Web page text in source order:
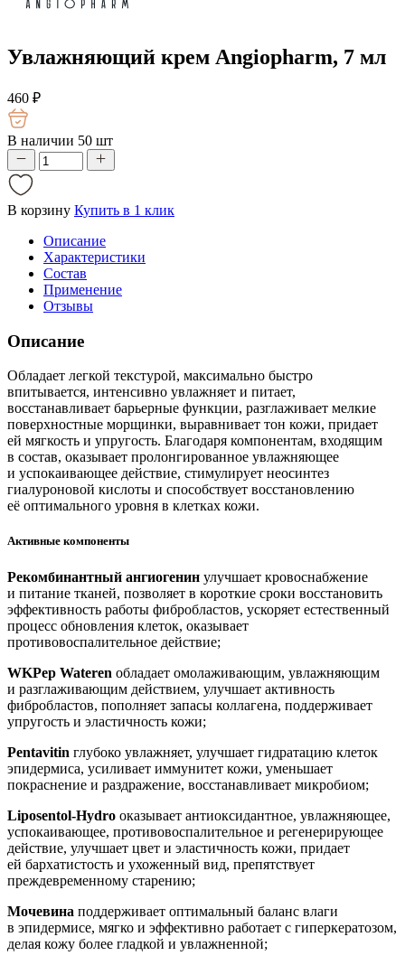
Увлажняющий крем Angiopharm, 7 мл
460 ₽
В наличии 50 шт
В корзину Купить в 1 клик
Описание
Характеристики
Состав
Применение
Отзывы
Описание
Обладает легкой текстурой, максимально быстро
впитывается, интенсивно увлажняет и питает,
восстанавливает барьерные функции, разглаживает мелкие
поверхностные морщинки, выравнивает тон кожи, придает
ей мягкость и упругость. Благодаря компонентам, входящим
в состав, оказывает пролонгированное увлажняющее
и успокаивающее действие, стимулирует неосинтез
гиалуроновой кислоты и способствует восстановлению
её оптимального уровня в клетках кожи.
Активные компоненты
Рекомбинантный ангиогенин улучшает кровоснабжение
и питание тканей, позволяет в короткие сроки восстановить
эффективность работы фибробластов, ускоряет естественный
процесс обновления клеток, оказывает
противовоспалительное действие;
WKPep Wateren обладает омолаживающим, увлажняющим
и разглаживающим действием, улучшает активность
фибробластов, пополняет запасы коллагена, поддерживает
упругость и эластичность кожи;
Pentavitin глубоко увлажняет, улучшает гидратацию клеток
эпидермиса, усиливает иммунитет кожи, уменьшает
покраснение и раздражение, восстанавливает микробиом;
Liposentol-Hydro оказывает антиоксидантное, увлажняющее,
успокаивающее, противовоспалительное и регенерирующее
действие, улучшает цвет и эластичность кожи, придает
ей бархатистость и ухоженный вид, препятствует
преждевременному старению;
Мочевина поддерживает оптимальный баланс влаги
в эпидермисе, мягко и эффективно работает с гиперкератозом,
делая кожу более гладкой и увлажненной;